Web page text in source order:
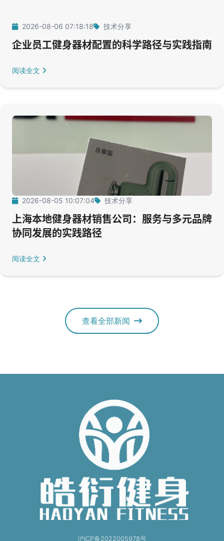
2026-08-06 07:18:18 技术分享
企业员工健身器材配置的科学路径与实践指南
阅读全文
2026-08-05 10:07:04 技术分享
上海本地健身器材销售公司：服务与多元品牌
协同发展的实践路径
阅读全文
查看全部新闻
沪ICP备2022005978号